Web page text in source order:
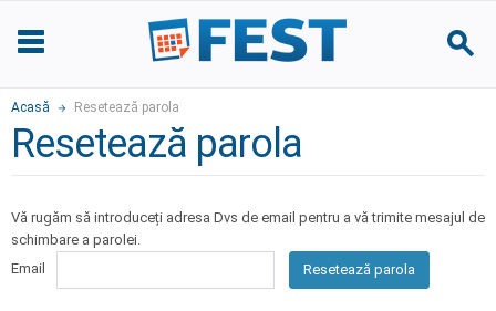
Acasă Resetează parola
Resetează parola
Vă rugăm să introduceți adresa Dvs de email pentru a vă trimite mesajul de
schimbare a parolei.
Email
Resetează parola